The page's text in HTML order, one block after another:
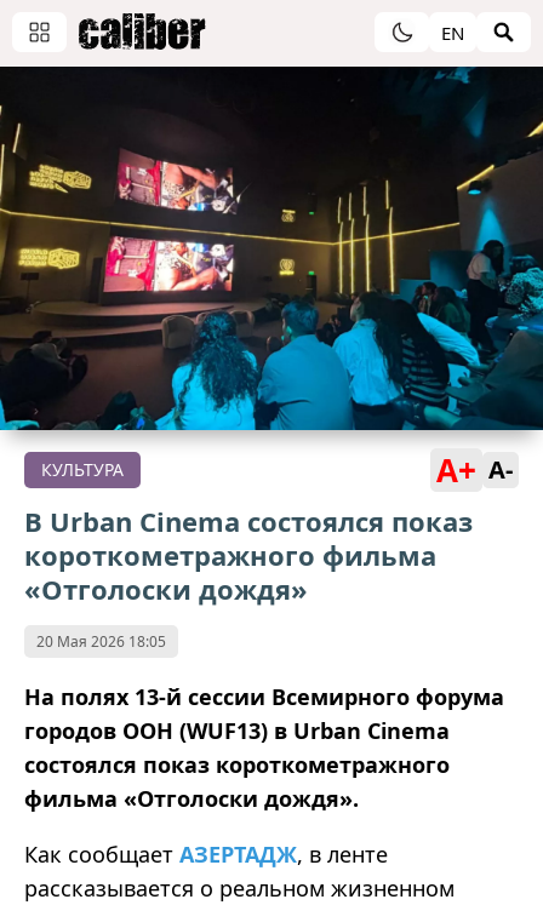
EN
КУЛЬТУРА A+ A-
В Urban Cinema состоялся показ
короткометражного фильма
«Отголоски дождя»
20 Мая 2026 18:05
На полях 13-й сессии Всемирного форума
городов ООН (WUF13) в Urban Cinema
состоялся показ короткометражного
фильма «Отголоски дождя».
Как сообщает АЗЕРТАДЖ, в ленте
рассказывается о реальном жизненном